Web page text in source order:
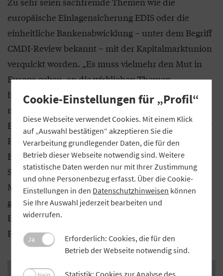
europäische Einlagensicherung EDIS oder die
einheitliche Bankenabwicklung – unter dem Begriff
CMDI-Review bekannt – mit der Kapitalmarktunion
verquickt worden. „Es muss vielmehr den Mut in
Europa geben, an die wirklichen Themen
heranzugehen. Ich würde mir wünschen, dass die
neue Bundesregierung zum Motor dieser
Entwicklung wird.“ Den Besuch von Bundeskanzler
Friedrich Merz an seinem ersten Tag als
Bundeskanzler beim französischen
Staatspräsidenten Emmanuel Macron wertete
Müller daher als positives Signal, dass Deutschland
gemeinsam mit Frankreich Entwicklungen in
Europa nun anstoßen könne – auch in der
Finanzpolitik.
Cookie-Einstellungen für „Profil“
Diese Webseite verwendet Cookies. Mit einem Klick
auf „Auswahl bestätigen“ akzeptieren Sie die
Verarbeitung grundlegender Daten, die für den
Betrieb dieser Webseite notwendig sind. Weitere
statistische Daten werden nur mit Ihrer Zustimmung
und ohne Personenbezug erfasst. Über die Cookie-
Einstellungen in den Datenschutzhinweisen können
Sie Ihre Auswahl jederzeit bearbeiten und
widerrufen.
Ja
Erforderlich: Cookies, die für den
Betrieb der Webseite notwendig sind.
Statistik: Cookies zur Analyse des